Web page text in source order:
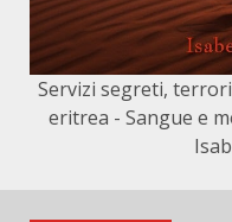
Servizi segreti,
eritrea - Sangue e